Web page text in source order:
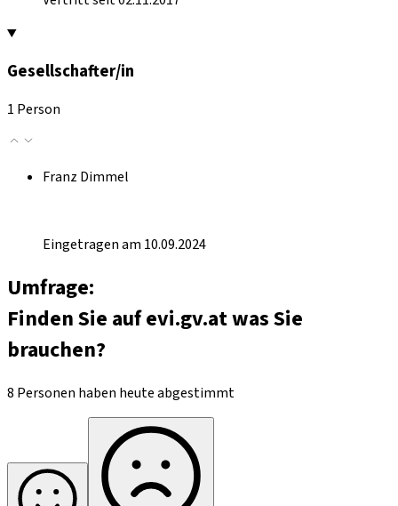
Gesellschafter/in
1 Person
Franz Dimmel
Eingetragen am 10.09.2024
Umfrage:
Finden Sie auf evi.gv.at was Sie
brauchen?
8 Personen haben heute abgestimmt